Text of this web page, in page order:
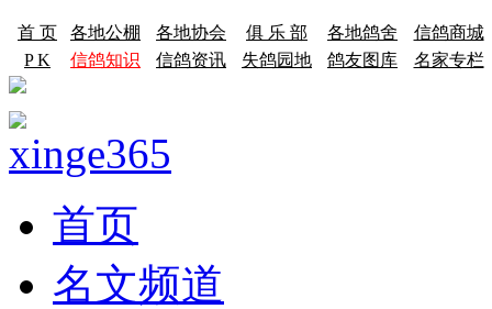
首 页 各地公棚 各地协会 俱 乐 部 各地鸽舍
信鸽商城
P K
信鸽知识 信鸽资讯 失鸽园地 鸽友图库 名家专栏
首页
名文频道